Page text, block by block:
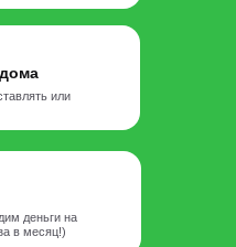
или
деньги на
в месяц!)